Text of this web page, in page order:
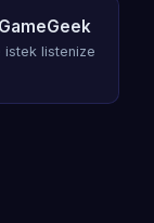
istek listenize